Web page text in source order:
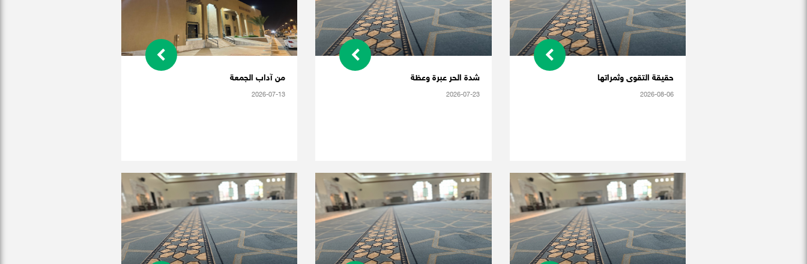
حقيقة التقوى وثمراتها
2026-08-06
شدة الحر عبرة وعظة
2026-07-23
من آداب الجمعة
2026-07-13